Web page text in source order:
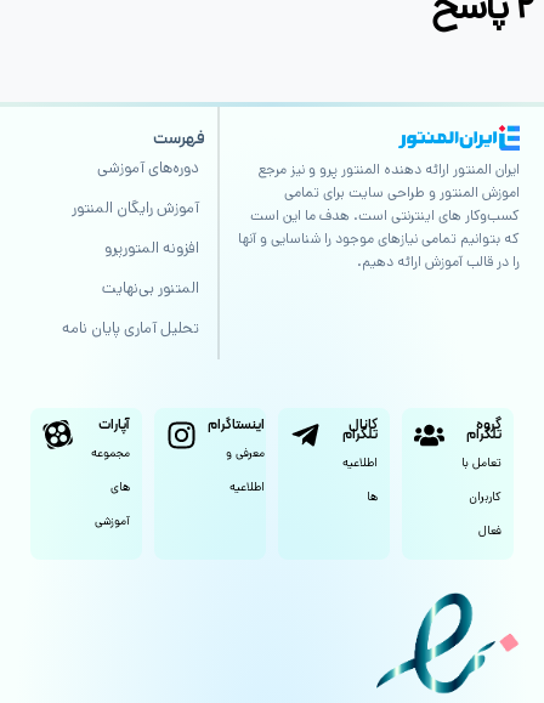
ایران المنتور ارائه دهنده المنتور پرو و نیز مرجع
اموزش المنتور و طراحی سایت برای تمامی
کسب‌وکار های اینترنتی است. هدف ما این است
که بتوانیم تمامی نیازهای موجود را شناسایی و آنها
را در قالب آموزش ارائه دهیم.
فهرست
دوره‌های آموزشی
آموزش رایگان المنتور
افزونه المتورپرو
المتنور بی‌نهایت
تحلیل آماری پایان نامه
گروه
تلگرام
تعامل با
کاربران
فعال
کانال
تلگرام
اطلاعیه
ها
اینستاگرام
معرفی و
اطلاعیه
آپارات
مجموعه
های
آموزشی